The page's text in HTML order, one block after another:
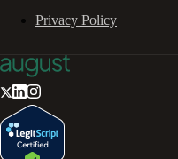
Privacy Policy